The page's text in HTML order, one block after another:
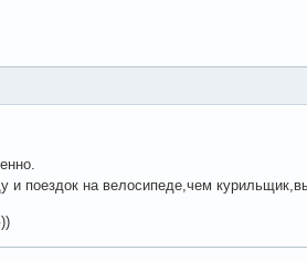
поездок на велосипеде,чем